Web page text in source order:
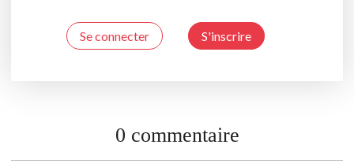
Se connecter S'inscrire
0 commentaire